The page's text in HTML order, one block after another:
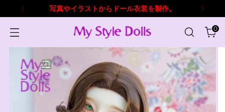
写真やイラストからドール衣装を製作。
0